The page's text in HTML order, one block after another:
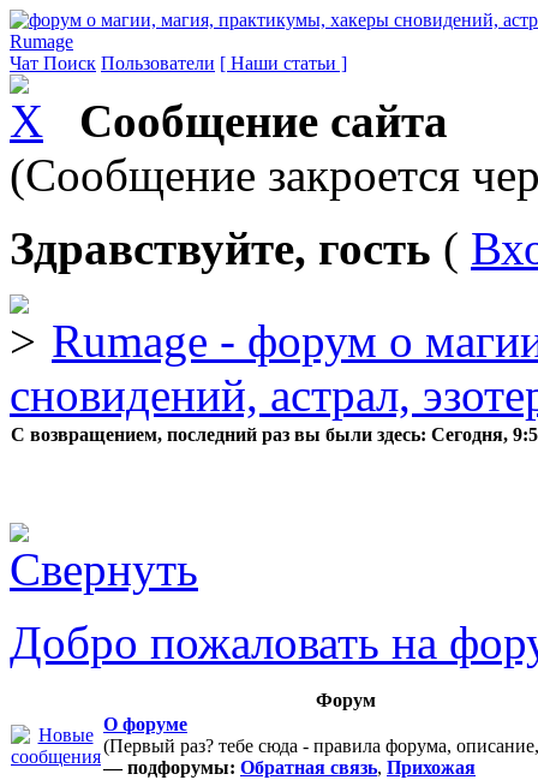
Rumage
Чат Поиск Пользователи [ Наши статьи ]
Сообщение сайта
(Сообщение закроется
Здравствуйте, гость (
Rumage - форум о
сновидений, астрал,
С возвращением, последний раз вы были здесь: Сегодня,
Добро пожаловать на
Форум
О форуме
(Первый раз? тебе сюда - правила форума,
— подфорумы: Обратная связь, Прихожая